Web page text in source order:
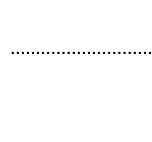
............................